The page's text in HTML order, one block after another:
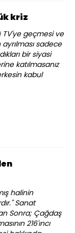
kriz
TV'ye geçmesi ve
sadece
bir siyasi
katılmasanız
kabul
halinin
Sanat
Sonra; Çağdaş
216'ıncı